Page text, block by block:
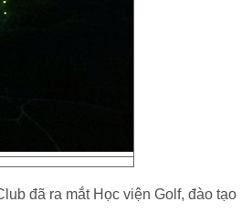
đã ra mắt Học viện Golf, đào tạo